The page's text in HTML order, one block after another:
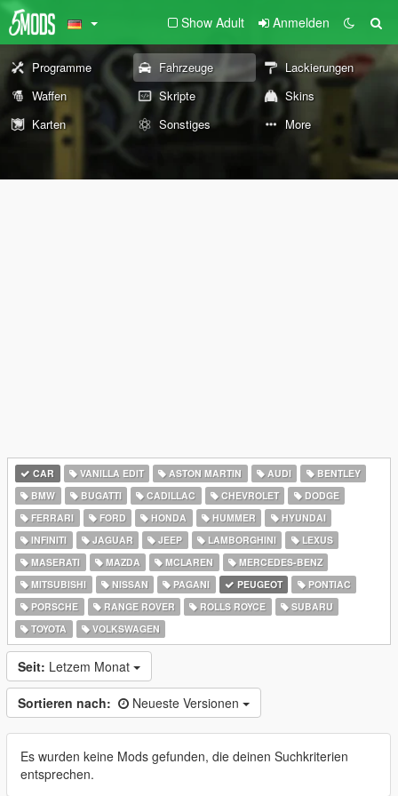
Show Adult Anmelden
Programme Fahrzeuge
Lackierungen
Waffen
Skripte
Skins
Karten
Sonstiges More
CAR VANILLA EDIT ASTON MARTIN AUDI
BENTLEY
BMW
BUGATTI CADILLAC CHEVROLET
DODGE
FERRARI
FORD HONDA HUMMER
HYUNDAI
INFINITI
JAGUAR JEEP LAMBORGHINI
LEXUS
MASERATI
MAZDA MCLAREN
MERCEDES-BENZ
MITSUBISHI
NISSAN PAGANI PEUGEOT
PONTIAC
PORSCHE
RANGE ROVER ROLLS ROYCE
SUBARU
TOYOTA
VOLKSWAGEN
Seit: Letzem Monat
Sortieren nach: Neueste Versionen
Es wurden keine Mods gefunden, die deinen Suchkriterien
entsprechen.